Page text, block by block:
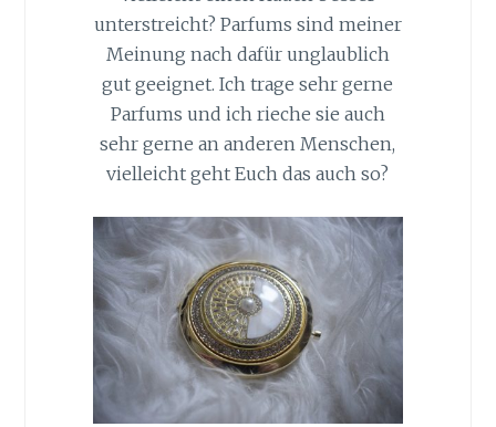
unterstreicht? Parfums sind meiner
Meinung nach dafür unglaublich
gut geeignet. Ich trage sehr gerne
Parfums und ich rieche sie auch
sehr gerne an anderen Menschen,
vielleicht geht Euch das auch so?